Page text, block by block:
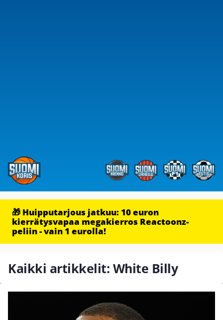
🎁 Huipputarjous jatkuu: 10 euron
kierrätysvapaa megakierros Reactoonz-
peliin - vain 1 eurolla!
Kaikki artikkelit: White Billy